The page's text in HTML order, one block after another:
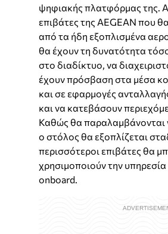
ψηφιακής πλατφόρμας της.
επιβάτες της AEGEAN που
από τα ήδη εξοπλισμένα
θα έχουν τη δυνατότητα
στο διαδίκτυο, να
έχουν πρόσβαση στα μέσα
και σε εφαρμογές
και να κατεβάσουν
Καθώς θα παραλαμβάνονται
ο στόλος θα εξοπλίζεται
περισσότεροι επιβάτες θα
χρησιμοποιούν την
onboard.